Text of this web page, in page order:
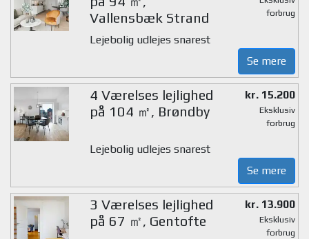
Vallensbæk Strand
forbrug
Lejebolig udlejes snarest
Se mere
4 Værelses lejlighed
på 104 ㎡, Brøndby
kr. 15.200
Eksklusiv
forbrug
Lejebolig udlejes snarest
Se mere
3 Værelses lejlighed
på 67 ㎡, Gentofte
kr. 13.900
Eksklusiv
forbrug